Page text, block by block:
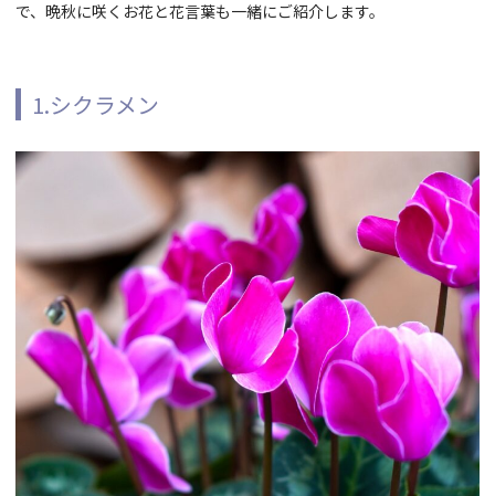
で、晩秋に咲くお花と花言葉も一緒にご紹介します。
1.シクラメン